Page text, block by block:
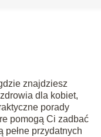
znajdziesz
dla kobiet,
porady
pomogą Ci zadbać
pełne przydatnych